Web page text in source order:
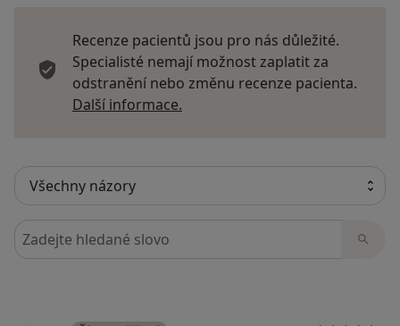
Recenze pacientů jsou pro nás důležité.
Specialisté nemají možnost zaplatit za
odstranění nebo změnu recenze pacienta.
Další informace.
Hledejte v názorech